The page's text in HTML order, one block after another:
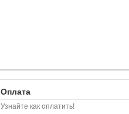
Оплата
Узнайте как оплатить!